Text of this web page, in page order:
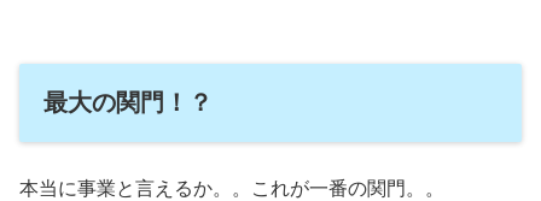
最大の関門！？
本当に事業と言えるか。。これが一番の関門。。